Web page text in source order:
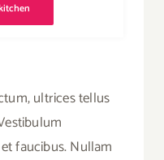
ultrices tellus
faucibus. Nullam